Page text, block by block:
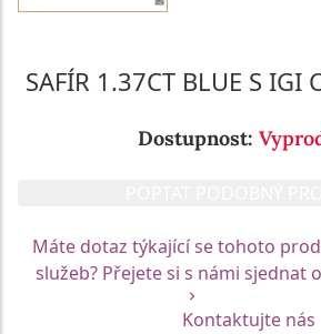
SAFÍR 1.37CT BLUE S IGI
Dostupnost:
Máte dotaz týkající se tohoto
služeb? Přejete si s námi sjednat
Kontaktujte nás